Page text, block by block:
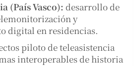
(País Vasco): desarrollo de
y
digital en residencias.
piloto de teleasistencia
interoperables de historia